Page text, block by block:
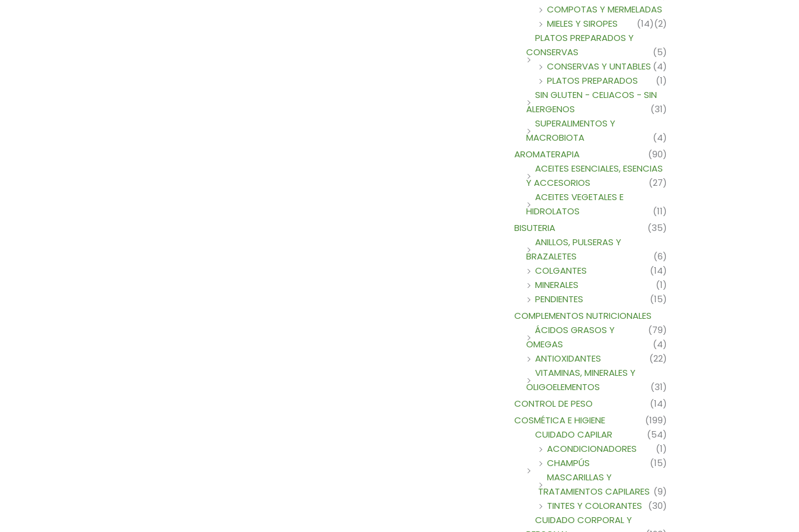
COMPOTAS Y MERMELADAS
(2)
MIELES Y SIROPES
(14)
PLATOS PREPARADOS Y
CONSERVAS
(5)
CONSERVAS Y UNTABLES (4)
PLATOS PREPARADOS
(1)
SIN GLUTEN - CELIACOS - SIN
ALERGENOS
(31)
SUPERALIMENTOS Y
MACROBIOTA
(4)
AROMATERAPIA
(90)
ACEITES ESENCIALES, ESENCIAS
Y ACCESORIOS
(27)
ACEITES VEGETALES E
HIDROLATOS
(11)
BISUTERIA
(35)
ANILLOS, PULSERAS Y
BRAZALETES
(6)
COLGANTES
(14)
MINERALES
(1)
PENDIENTES
(15)
COMPLEMENTOS NUTRICIONALES
(79)
ÁCIDOS GRASOS Y
OMEGAS
(4)
ANTIOXIDANTES
(22)
VITAMINAS, MINERALES Y
OLIGOELEMENTOS
(31)
CONTROL DE PESO
(14)
COSMÉTICA E HIGIENE
(199)
CUIDADO CAPILAR
(54)
ACONDICIONADORES
(1)
CHAMPÚS
(15)
MASCARILLAS Y
TRATAMIENTOS CAPILARES (9)
TINTES Y COLORANTES (30)
CUIDADO CORPORAL Y